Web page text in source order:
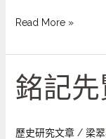
色
來
華
先
Read More »
銘記
歷史研究文章/ 梁
銘
記
賢-